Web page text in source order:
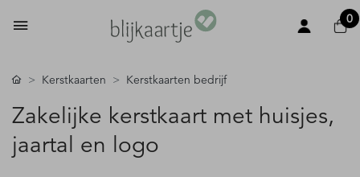
0
Kerstkaarten Kerstkaarten bedrijf
Zakelijke kerstkaart met huisjes,
jaartal en logo